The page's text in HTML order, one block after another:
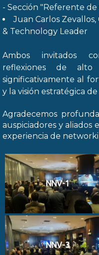
- Sección "Referente de
Juan Carlos
& Technology Leader
Ambos invitados
reflexiones de alto
significativamente al
y la visión estratégica de
Agradecemos
auspiciadores y aliados
experiencia de
NNV-1
NNV-3